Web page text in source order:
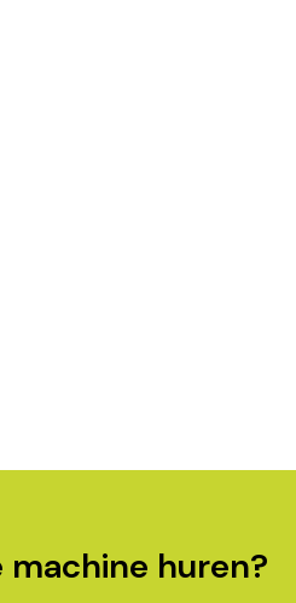
machine huren?